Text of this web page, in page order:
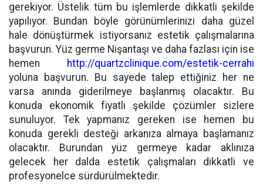
gerekiyor. Üstelik tüm bu işlemlerde dikkatli şekilde
yapılıyor. Bundan böyle görünümlerinizi daha güzel
hale dönüştürmek istiyorsanız estetik çalışmalarına
başvurun. Yüz germe Nişantaşı ve daha fazlası için ise
hemen http://quartzclinique.com/estetik-cerrahi
yoluna başvurun. Bu sayede talep ettiğiniz her ne
varsa anında giderilmeye başlanmış olacaktır. Bu
konuda ekonomik fiyatlı şekilde çözümler sizlere
sunuluyor. Tek yapmanız gereken ise hemen bu
konuda gerekli desteği arkanıza almaya başlamanız
olacaktır. Burundan yüz germeye kadar aklınıza
gelecek her dalda estetik çalışmaları dikkatli ve
profesyonelce sürdürülmektedir.